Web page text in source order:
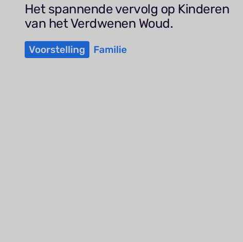
Het spannende vervolg op Kinderen
van het Verdwenen Woud.
Voorstelling Familie